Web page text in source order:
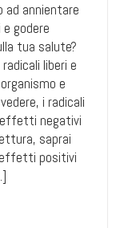
ad annientare
godere
tua salute?
liberi e
e
i radicali
negativi
saprai
effetti positivi